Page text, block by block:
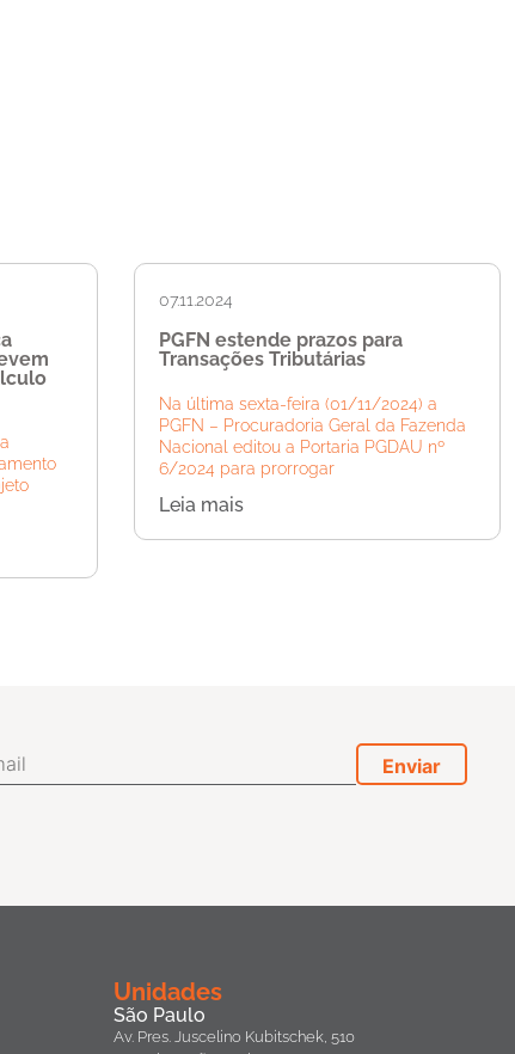
07.11.2024
PGFN estende prazos para
Transações Tributárias
Na última sexta-feira (01/11/2024) a
PGFN – Procuradoria Geral da Fazenda
Nacional editou a Portaria PGDAU nº
6/2024 para prorrogar
Leia mais
Unidades
São Paulo
Av. Pres. Juscelino Kubitschek, 510